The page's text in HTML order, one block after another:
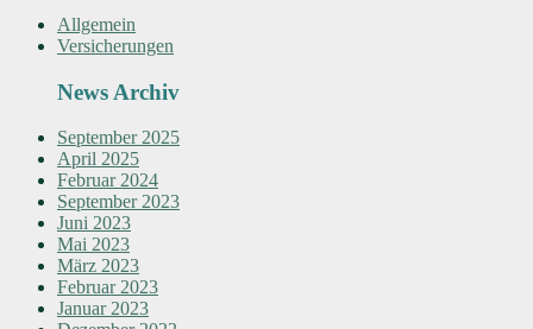
Allgemein
Versicherungen
News Archiv
September 2025
April 2025
Februar 2024
September 2023
Juni 2023
Mai 2023
März 2023
Februar 2023
Januar 2023